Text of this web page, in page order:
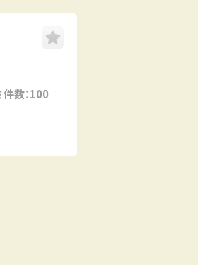
数：100